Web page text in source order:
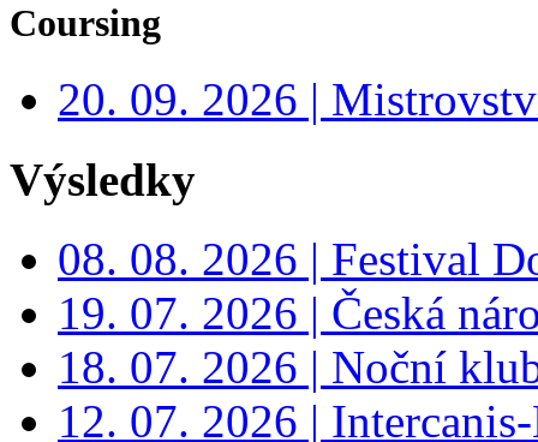
Coursing
20. 09. 2026 |
Výsledky
08. 08. 2026 | Festival
19. 07. 2026 | Česká
18. 07. 2026 | Noční
12. 07. 2026 |